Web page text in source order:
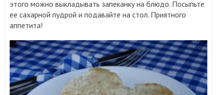
этого можно выкладывать запеканку на блюдо. Посыпьте
ее сахарной пудрой и подавайте на стол. Приятного
аппетита!